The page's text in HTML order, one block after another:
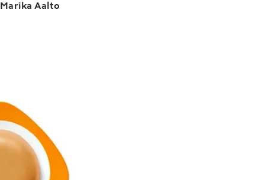
Marika Aalto